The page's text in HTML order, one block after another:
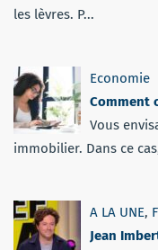
les lèvres. P...
Economie
Comment
Vous
immobilier. Dans ce
A LA UNE,
Jean